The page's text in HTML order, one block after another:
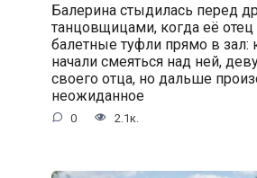
Балерина стыдилась перед
танцовщицами, когда её отец
балетные туфли прямо в зал:
начали смеяться над ней,
своего отца, но дальше
неожиданное
0 2.1к.